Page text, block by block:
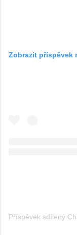
Zobrazit příspěvek
Příspěvek sdílený